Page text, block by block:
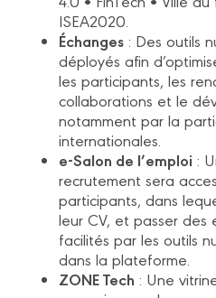
ISEA2020.
Échanges : Des outils
déployés afin
les participants, les
collaborations et le
notamment par la
internationales.
e-Salon de l’emploi :
recrutement sera
participants, dans
leur CV, et passer des
facilités par les outils
dans la plateforme.
ZONE Tech : Une